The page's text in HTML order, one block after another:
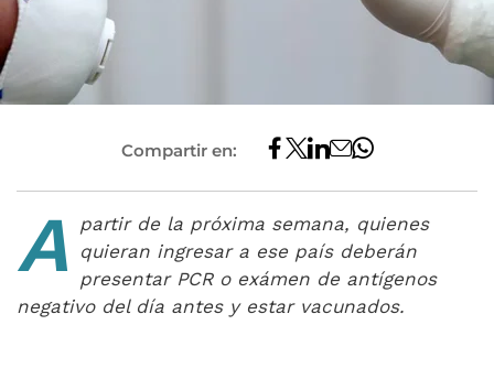
Compartir en:
A partir de la próxima semana, quienes
quieran ingresar a ese país deberán
presentar PCR o exámen de antígenos
negativo del día antes y estar vacunados.